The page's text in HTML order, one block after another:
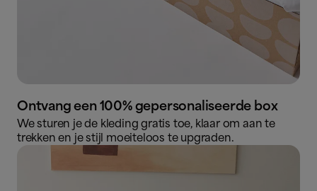
Ontvang een 100% gepersonaliseerde box
We sturen je de kleding gratis toe, klaar om aan te
trekken en je stijl moeiteloos te upgraden.